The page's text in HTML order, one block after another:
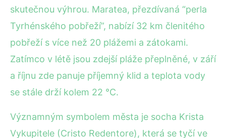
skutečnou výhrou. Maratea, přezdívaná “perla
Tyrhénského pobřeží”, nabízí 32 km členitého
pobřeží s více než 20 plážemi a zátokami.
Zatímco v létě jsou zdejší pláže přeplněné, v září
a říjnu zde panuje příjemný klid a teplota vody
se stále drží kolem 22 °C.
Významným symbolem města je socha Krista
Vykupitele (Cristo Redentore), která se tyčí ve